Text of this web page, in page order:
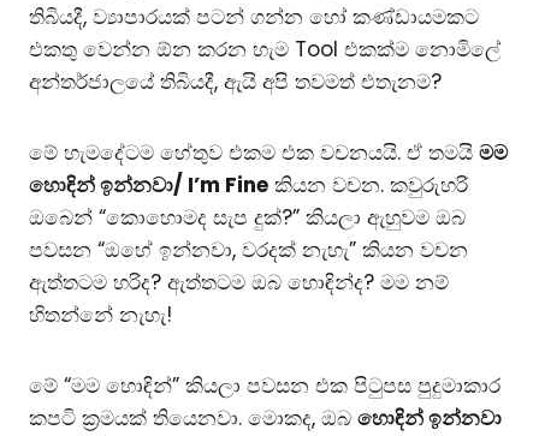
තිබියදී, ව්‍යාපාරයක් පටන් ගන්න හෝ කණ්ඩායමකට
එකතු වෙන්න ඕන කරන හැම Tool එකක්ම නොමිලේ
අන්තර්ජාලයේ තිබියදී, ඇයි අපි තවමත් එතැනම?
​මේ හැමදේටම හේතුව එකම එක වචනයයි. ඒ තමයි මම
හොඳින් ඉන්නවා/ I’m Fine කියන වචන. කවුරුහරි
ඔබෙන් “කොහොමද සැප දුක්?” කියලා ඇහුවම ඔබ
පවසන “ඔහේ ඉන්නවා, වරදක් නැහැ” කියන වචන
ඇත්තටම හරිද? ඇත්තටම ඔබ හොඳින්ද? මම නම්
හිතන්නේ නැහැ!
​මේ “මම හොඳින්” කියලා පවසන එක පිටුපස පුදුමාකාර
කපටි ක්‍රමයක් තියෙනවා. මොකද, ඔබ හොඳින් ඉන්නවා